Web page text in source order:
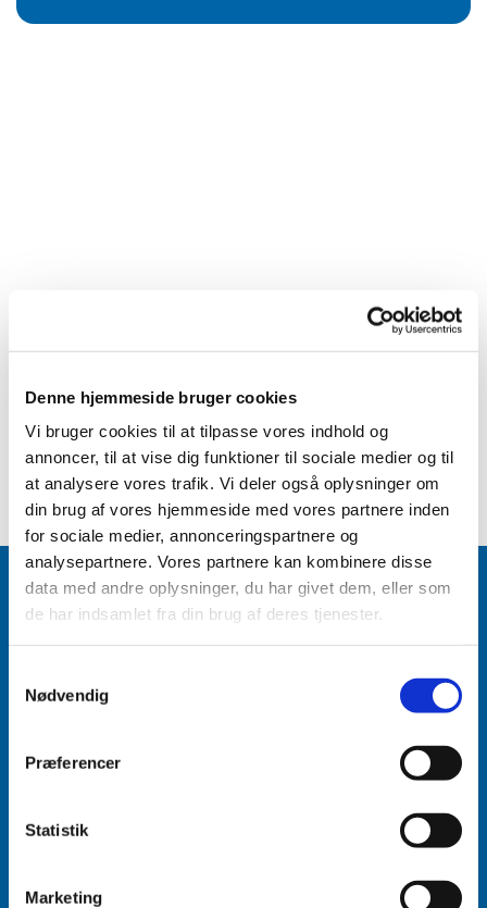
Denne hjemmeside bruger cookies
Vi bruger cookies til at tilpasse vores indhold og
annoncer, til at vise dig funktioner til sociale medier og til
at analysere vores trafik. Vi deler også oplysninger om
din brug af vores hjemmeside med vores partnere inden
for sociale medier, annonceringspartnere og
analysepartnere. Vores partnere kan kombinere disse
data med andre oplysninger, du har givet dem, eller som
de har indsamlet fra din brug af deres tjenester.
Nødvendig
Præferencer
Statistik
Marketing